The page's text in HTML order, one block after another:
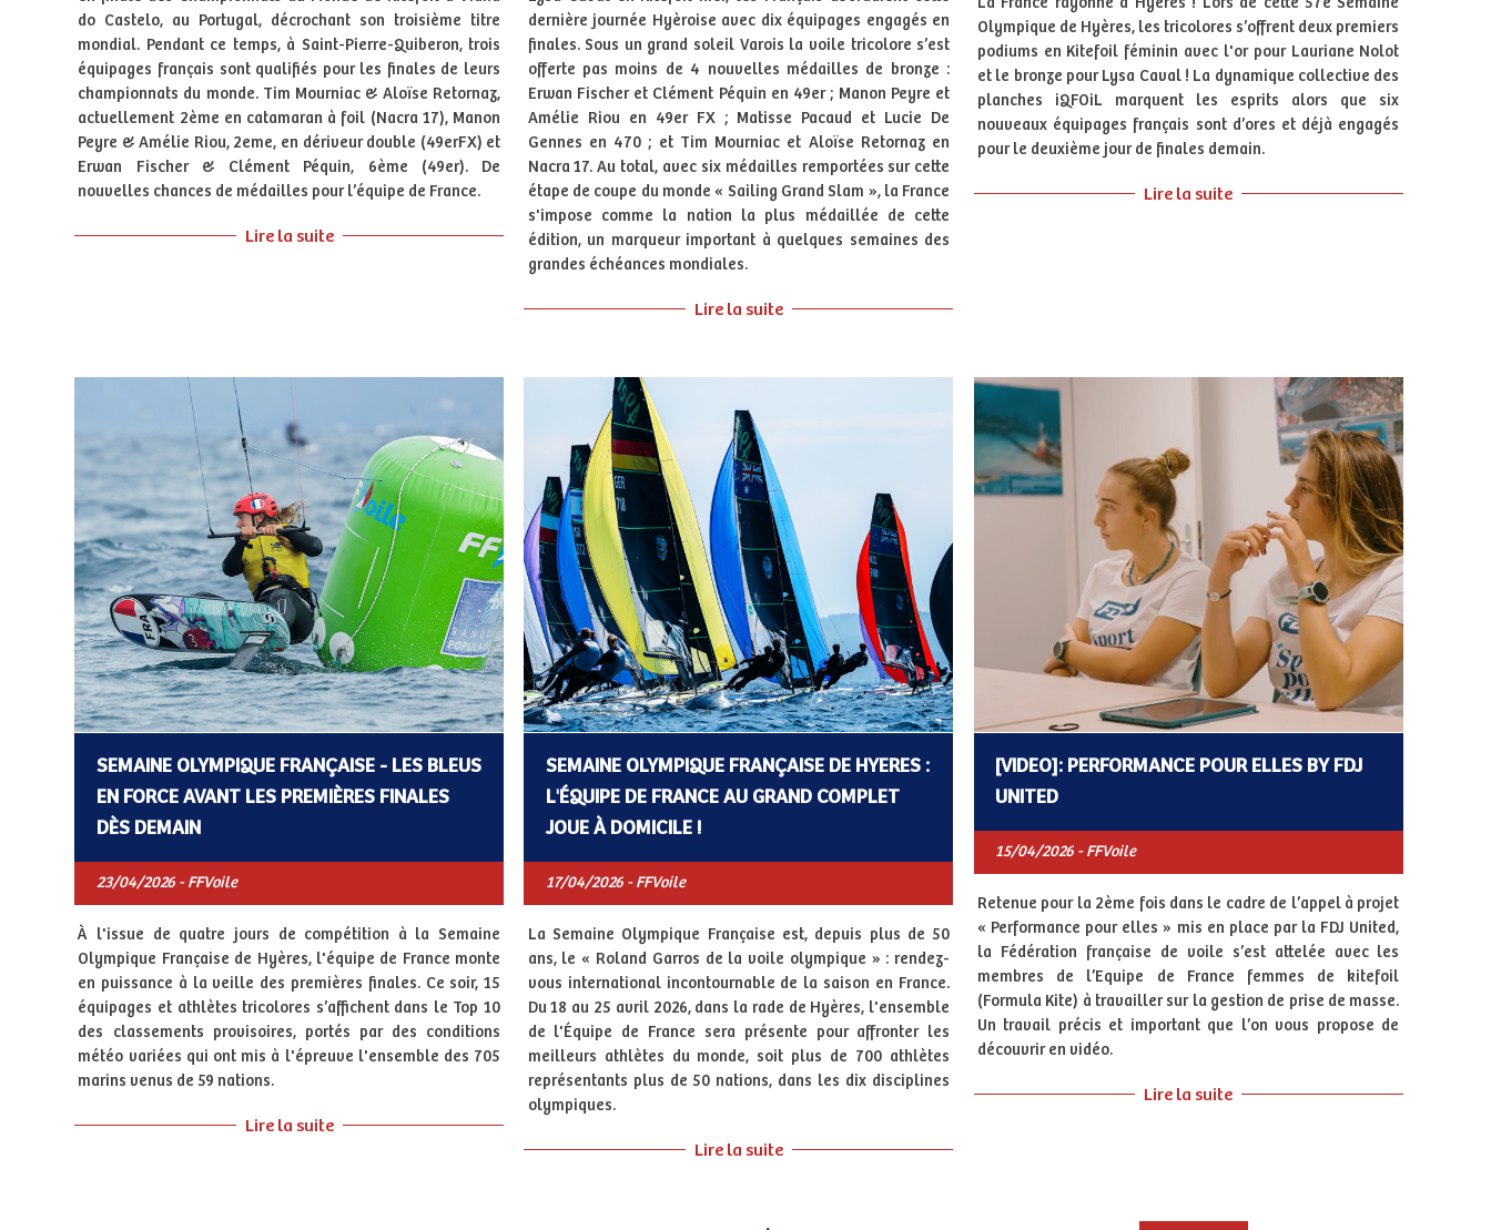
do Castelo, au Portugal, décrochant son troisième titre
mondial. Pendant ce temps, à Saint-Pierre-Quiberon, trois
équipages français sont qualifiés pour les finales de leurs
championnats du monde. Tim Mourniac & Aloïse Retornaz,
actuellement 2ème en catamaran à foil (Nacra 17), Manon
Peyre & Amélie Riou, 2eme, en dériveur double (49erFX) et
Erwan Fischer & Clément Péquin, 6ème (49er). De
nouvelles chances de médailles pour l’équipe de France.
Lire la suite
dernière journée Hyèroise avec dix équipages engagés en
finales. Sous un grand soleil Varois la voile tricolore s’est
offerte pas moins de 4 nouvelles médailles de bronze :
Erwan Fischer et Clément Péquin en 49er ; Manon Peyre et
Amélie Riou en 49er FX ; Matisse Pacaud et Lucie De
Gennes en 470 ; et Tim Mourniac et Aloïse Retornaz en
Nacra 17. Au total, avec six médailles remportées sur cette
étape de coupe du monde « Sailing Grand Slam », la France
s'impose comme la nation la plus médaillée de cette
édition, un marqueur important à quelques semaines des
grandes échéances mondiales.
Lire la suite
Olympique de Hyères, les tricolores s’offrent deux premiers
podiums en Kitefoil féminin avec l'or pour Lauriane Nolot
et le bronze pour Lysa Caval ! La dynamique collective des
planches iQFOiL marquent les esprits alors que six
nouveaux équipages français sont d’ores et déjà engagés
pour le deuxième jour de finales demain.
Lire la suite
SEMAINE OLYMPIQUE FRANÇAISE - LES BLEUS
EN FORCE AVANT LES PREMIÈRES FINALES
DÈS DEMAIN
23/04/2026 - FFVoile
À l'issue de quatre jours de compétition à la Semaine
Olympique Française de Hyères, l'équipe de France monte
en puissance à la veille des premières finales. Ce soir, 15
équipages et athlètes tricolores s’affichent dans le Top 10
des classements provisoires, portés par des conditions
météo variées qui ont mis à l'épreuve l'ensemble des 705
marins venus de 59 nations.
Lire la suite
SEMAINE OLYMPIQUE FRANÇAISE DE HYERES :
L'ÉQUIPE DE FRANCE AU GRAND COMPLET
JOUE À DOMICILE !
17/04/2026 - FFVoile
La Semaine Olympique Française est, depuis plus de 50
ans, le « Roland Garros de la voile olympique » : rendez-
vous international incontournable de la saison en France.
Du 18 au 25 avril 2026, dans la rade de Hyères, l'ensemble
de l'Équipe de France sera présente pour affronter les
meilleurs athlètes du monde, soit plus de 700 athlètes
représentants plus de 50 nations, dans les dix disciplines
olympiques.
Lire la suite
[VIDEO]: PERFORMANCE POUR ELLES BY FDJ
UNITED
15/04/2026 - FFVoile
Retenue pour la 2ème fois dans le cadre de l’appel à projet
« Performance pour elles » mis en place par la FDJ United,
la Fédération française de voile s’est attelée avec les
membres de l’Equipe de France femmes de kitefoil
(Formula Kite) à travailler sur la gestion de prise de masse.
Un travail précis et important que l’on vous propose de
découvrir en vidéo.
Lire la suite